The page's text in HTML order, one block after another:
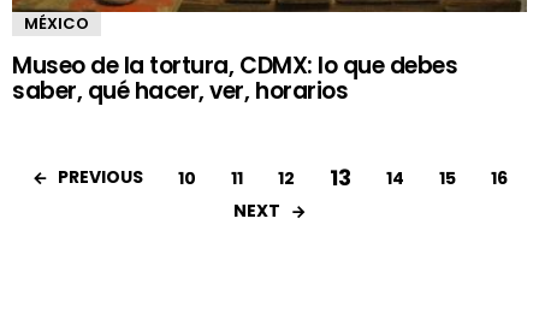
MÉXICO
Museo de la tortura, CDMX: lo que debes
saber, qué hacer, ver, horarios
PREVIOUS 10 11 12 13 14 15
16
NEXT